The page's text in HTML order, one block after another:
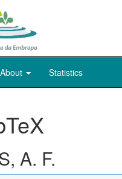
About Statistics
A. F.